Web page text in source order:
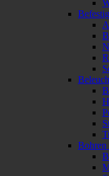
Bohren